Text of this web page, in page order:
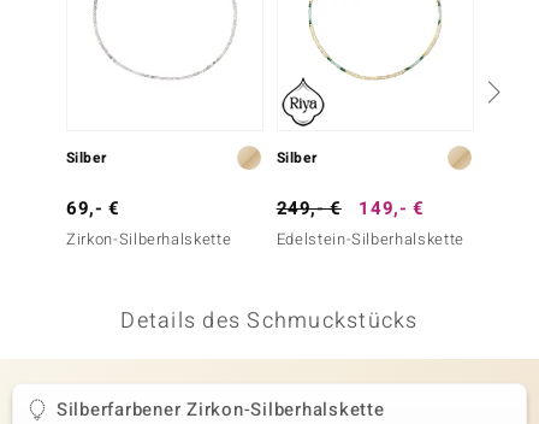
BY DE MELO
Silber
69,- €
Zirkon-Silberhalskette
Silber
249,- € 149,- €
Edelstein-Silberhalskette
Details des Schmuckstücks
Silberfarbener Zirkon-Silberhalskette